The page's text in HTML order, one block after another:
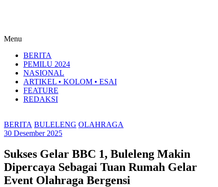
Menu
BERITA
PEMILU 2024
NASIONAL
ARTIKEL • KOLOM • ESAI
FEATURE
REDAKSI
BERITA BULELENG OLAHRAGA
30 Desember 2025
Sukses Gelar BBC 1, Buleleng Makin
Dipercaya Sebagai Tuan Rumah Gelar
Event Olahraga Bergensi